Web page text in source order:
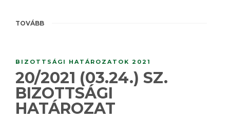
TOVÁBB
BIZOTTSÁGI HATÁROZATOK 2021
20/2021 (03.24.) SZ.
BIZOTTSÁGI
HATÁROZAT